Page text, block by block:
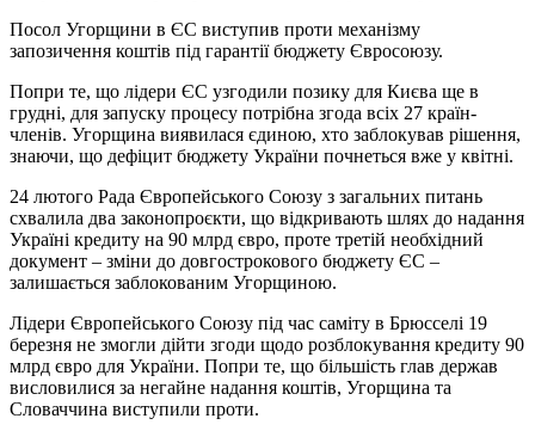
Посол Угорщини в ЄС виступив проти механізму
запозичення коштів під гарантії бюджету Євросоюзу.
Попри те, що лідери ЄС узгодили позику для Києва ще в
грудні, для запуску процесу потрібна згода всіх 27 країн-
членів. Угорщина виявилася єдиною, хто заблокував рішення,
знаючи, що дефіцит бюджету України почнеться вже у квітні.
24 лютого Рада Європейського Союзу з загальних питань
схвалила два законопроєкти, що відкривають шлях до надання
Україні кредиту на 90 млрд євро, проте третій необхідний
документ – зміни до довгострокового бюджету ЄС –
залишається заблокованим Угорщиною.
Лідери Європейського Союзу під час саміту в Брюсселі 19
березня не змогли дійти згоди щодо розблокування кредиту 90
млрд євро для України. Попри те, що більшість глав держав
висловилися за негайне надання коштів, Угорщина та
Словаччина виступили проти.